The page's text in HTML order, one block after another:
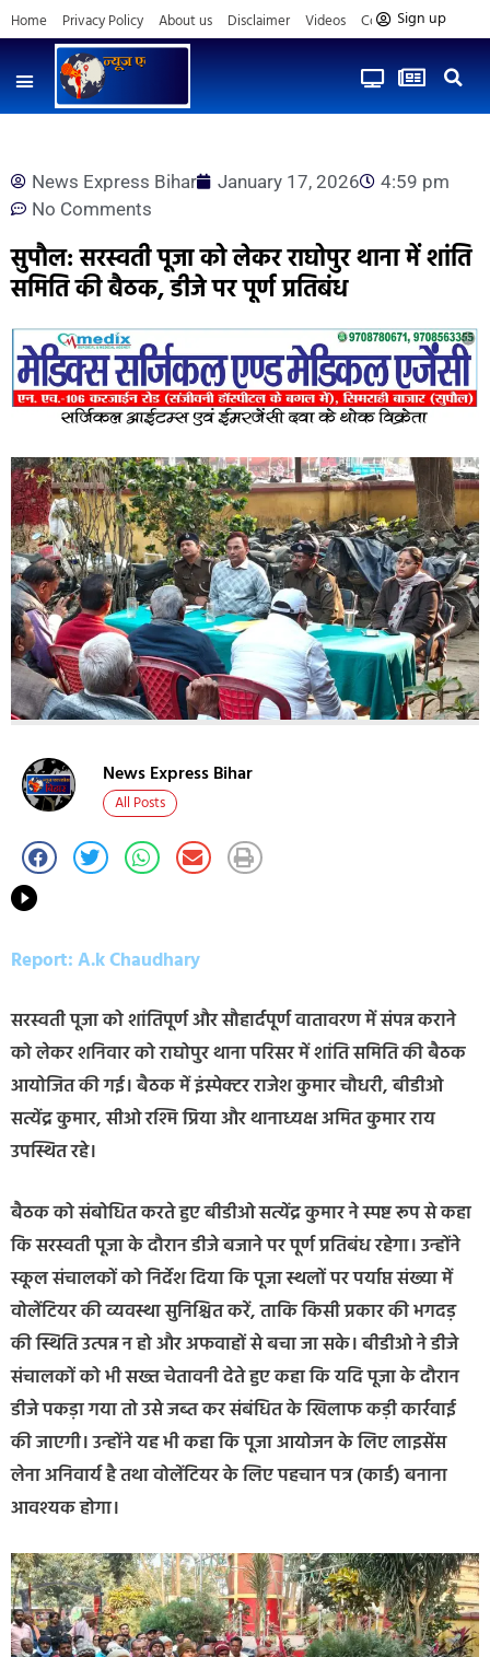
Home Privacy Policy About us Disclaimer Videos Contact us
Sign up
News Express Bihar January 17, 2026
4:59 pm
No Comments
सुपौल: सरस्वती पूजा को लेकर राघोपुर थाना में शांति
समिति की बैठक, डीजे पर पूर्ण प्रतिबंध
News Express Bihar
All Posts
Report: A.k Chaudhary
सरस्वती पूजा को शांतिपूर्ण और सौहार्दपूर्ण वातावरण में संपन्न कराने
को लेकर शनिवार को राघोपुर थाना परिसर में शांति समिति की बैठक
आयोजित की गई। बैठक में इंस्पेक्टर राजेश कुमार चौधरी, बीडीओ
सत्येंद्र कुमार, सीओ रश्मि प्रिया और थानाध्यक्ष अमित कुमार राय
उपस्थित रहे।
बैठक को संबोधित करते हुए बीडीओ सत्येंद्र कुमार ने स्पष्ट रूप से कहा
कि सरस्वती पूजा के दौरान डीजे बजाने पर पूर्ण प्रतिबंध रहेगा। उन्होंने
स्कूल संचालकों को निर्देश दिया कि पूजा स्थलों पर पर्याप्त संख्या में
वोलेंटियर की व्यवस्था सुनिश्चित करें, ताकि किसी प्रकार की भगदड़
की स्थिति उत्पन्न न हो और अफवाहों से बचा जा सके। बीडीओ ने डीजे
संचालकों को भी सख्त चेतावनी देते हुए कहा कि यदि पूजा के दौरान
डीजे पकड़ा गया तो उसे जब्त कर संबंधित के खिलाफ कड़ी कार्रवाई
की जाएगी। उन्होंने यह भी कहा कि पूजा आयोजन के लिए लाइसेंस
लेना अनिवार्य है तथा वोलेंटियर के लिए पहचान पत्र (कार्ड) बनाना
आवश्यक होगा।